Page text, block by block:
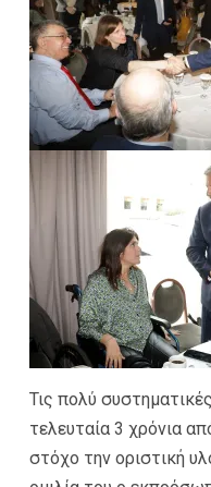
Τις πολύ
τελευταία 3 χρόνια
στόχο την οριστική